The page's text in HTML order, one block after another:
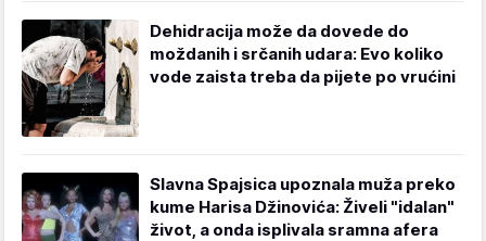
Dehidracija može da dovede do
moždanih i srčanih udara: Evo koliko
vode zaista treba da pijete po vrućini
Slavna Spajsica upoznala muža preko
kume Harisa Džinovića: Živeli "idalan"
život, a onda isplivala sramna afera